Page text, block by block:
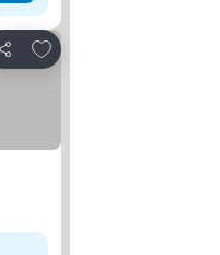
Teilen
Zu Favoriten hinzufügen